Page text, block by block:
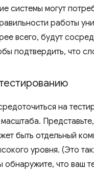
системы могут
работы
всего, будут
подтвердить, что
на
быть отдельный
уровня. (Это
обнаружите, что ваш